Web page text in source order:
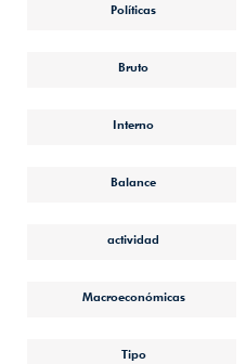
Políticas
Bruto
Interno
Balance
actividad
Macroeconómicas
Tipo